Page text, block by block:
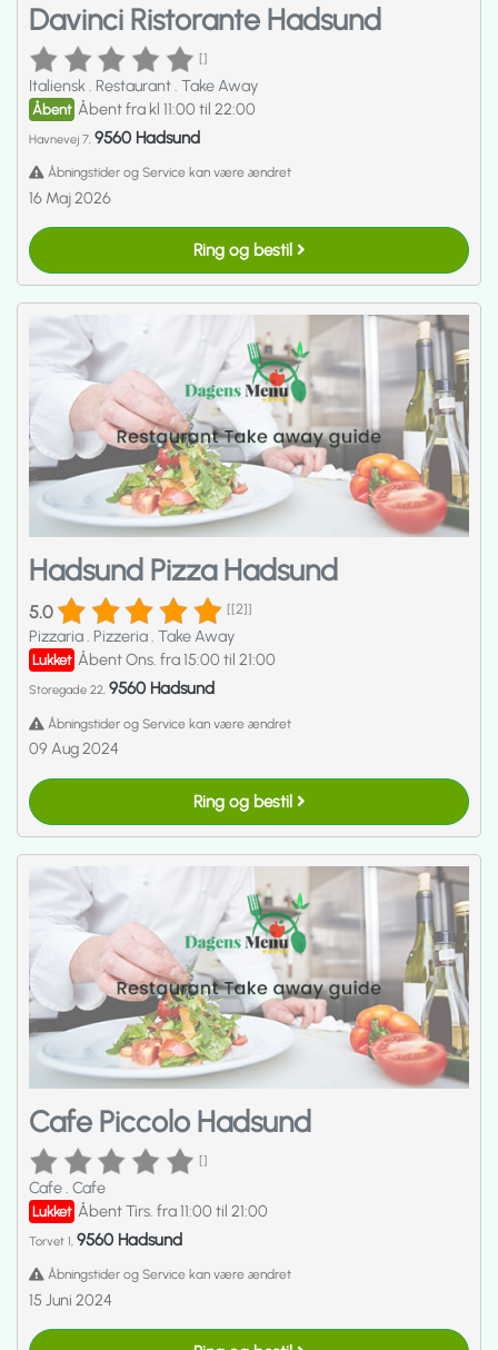
Davinci Ristorante Hadsund
[]
Italiensk. Restaurant. Take Away
Åbent Åbent fra kl 11:00 til 22:00
Havnevej 7, 9560 Hadsund
Åbningstider og Service kan være ændret
16 Maj 2026
Ring og bestil
Hadsund Pizza Hadsund
5.0 [[2]]
Pizzaria. Pizzeria. Take Away
Lukket Åbent Ons. fra 15:00 til 21:00
Storegade 22, 9560 Hadsund
Åbningstider og Service kan være ændret
09 Aug 2024
Ring og bestil
Cafe Piccolo Hadsund
[]
Cafe. Cafe
Lukket Åbent Tirs. fra 11:00 til 21:00
Torvet 1, 9560 Hadsund
Åbningstider og Service kan være ændret
15 Juni 2024